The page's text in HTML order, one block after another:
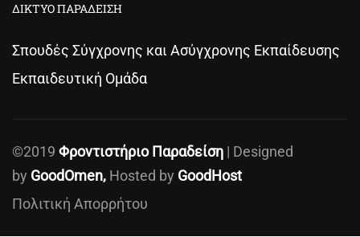
ΔΙΚΤΥΟ ΠΑΡΑΔΕΙΣΗ
Σπουδές Σύγχρονης και Ασύγχρονης Εκπαίδευσης
Εκπαιδευτική Ομάδα
©2019 Φροντιστήριο Παραδείση | Designed
by GoodOmen, Hosted by GoodHost
Πολιτική Απορρήτου